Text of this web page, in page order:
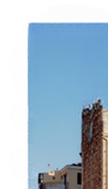
Italiano
Menu